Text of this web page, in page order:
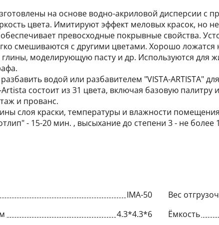
на основе водно-акриловой дисперсии с
цвета. Имитируют эффект меловых красок, но
превосходные покрывные свойства.
смешиваются с другими цветами. Хорошо ложатся
глины, моделирующую пасту и др. Используются для
водой или разбавителем "VISTA-ARTISTA"
состоит из 31 цвета, включая базовую палитру
и прованс.
слоя краски, температуры и влажности
- 15-20 мин. , высыхание до степени 3 - не
IMA-50 Вес
4.3*4.3*6 Ёмкость